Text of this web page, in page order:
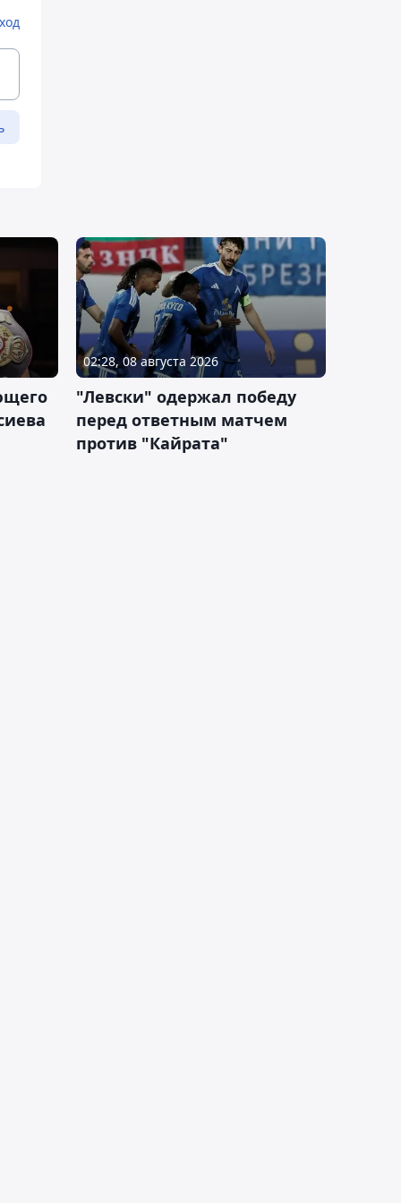
02:28, 08 августа 2026
"Левски" одержал победу
перед ответным матчем
против "Кайрата"